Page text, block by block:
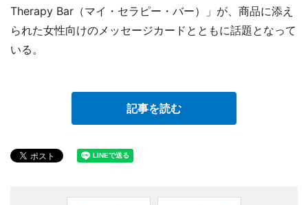
Therapy Bar（マイ・セラピー・バー）」が、商品に添え
られた女性向けのメッセージカードとともに話題となって
いる。
記事を読む